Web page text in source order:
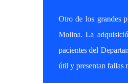
Otro de los grandes
Molina. La
pacientes del
útil y presentan fallas